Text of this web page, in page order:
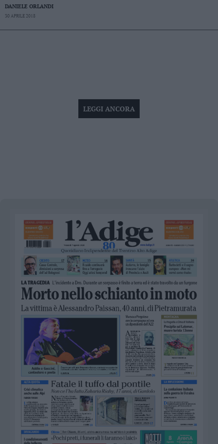
DANIELE ORLANDI
30 APRILE 2018
LEGGI ANCORA